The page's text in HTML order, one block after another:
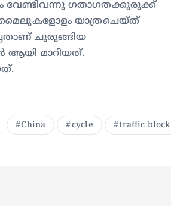
വേണ്ടിവന്നു ഗതാഗതക്കുരുക്ക്
മൈലുകളോളം യാത്രചെയ്ത്
ചുരുങ്ങിയ
ആയി മാറിയത്.
China cycle traffic block